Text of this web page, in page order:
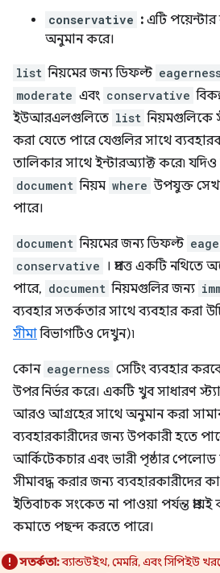
conservative : এটি
অনুমান করে।
list নিয়মের জন্য ডিফল্ট
moderate এবং conservative
ইউআরএলগুলিতে list নিয়মগুলিকে
করা যেতে পারে যেগুলির সাথে
তালিকার সাথে ইন্টারঅ্যাক্ট করে৷ যদিও
document নিয়ম where উপযুক্ত
পারে।
document নিয়মের জন্য ডিফল্ট
conservative । প্রদত্ত একটি
পারে, document নিয়মগুলির জন্য
ব্যবহার সতর্কতার সাথে ব্যবহার করা
সীমাবিভাগটিও দেখুন)৷
কোন eagerness সেটিং ব্যবহার
উপর নির্ভর করে। একটি খুব সাধারণ
আরও আগ্রহের সাথে অনুমান করা
ব্যবহারকারীদের জন্য উপকারী হতে
আর্কিটেকচার এবং ভারী পৃষ্ঠার
সীমাবদ্ধ করার জন্য ব্যবহারকারীদের
ইতিবাচক সংকেত না পাওয়া পর্যন্ত
কমাতে পছন্দ করতে পারে।
সতর্কতা:ব্যান্ডউইথ, মেমরি, এবং সিপিইউ